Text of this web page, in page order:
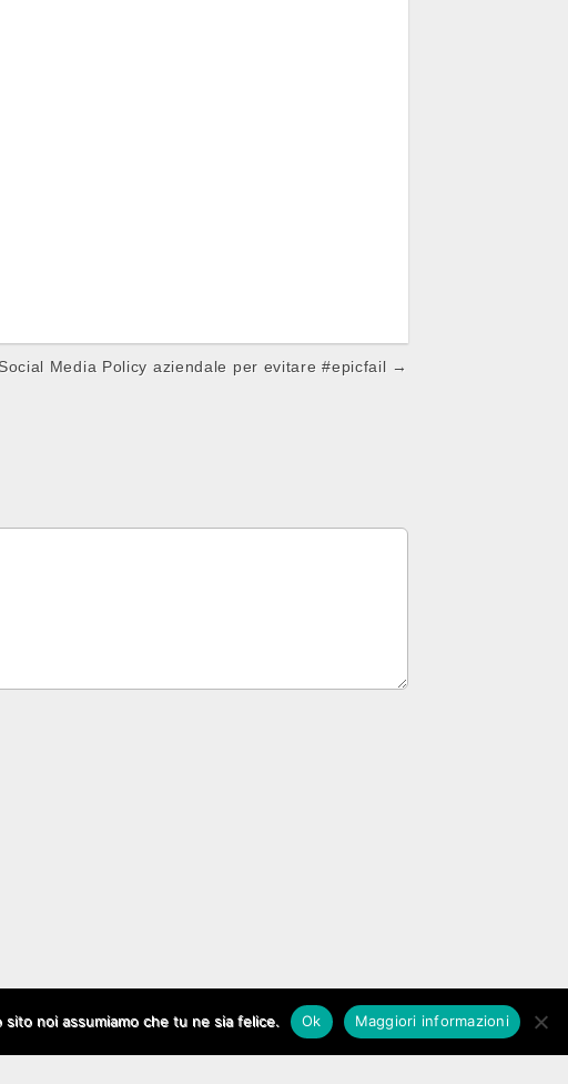
Social Media Policy aziendale per evitare #epicfail →
The Carton Theme bybavotasan.com.
noi assumiamo che tu ne sia felice. Ok Maggiori informazioni